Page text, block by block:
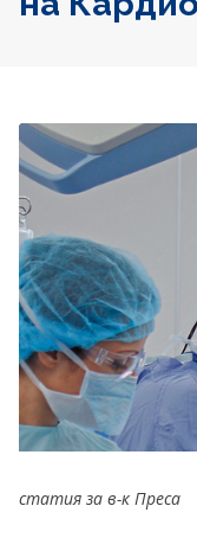
статия за в-к Преса